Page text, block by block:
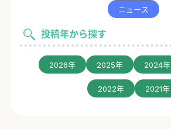
ニュース
投稿年から探す
2026年 2025年 2024年
2022年 2021年